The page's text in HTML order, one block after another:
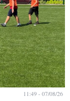
11:49 - 07/08/26